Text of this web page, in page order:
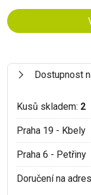
Dostupnost
Kusů skladem: 2
Praha 19 - Kbely
Praha 6 - Petřiny
Doručení na